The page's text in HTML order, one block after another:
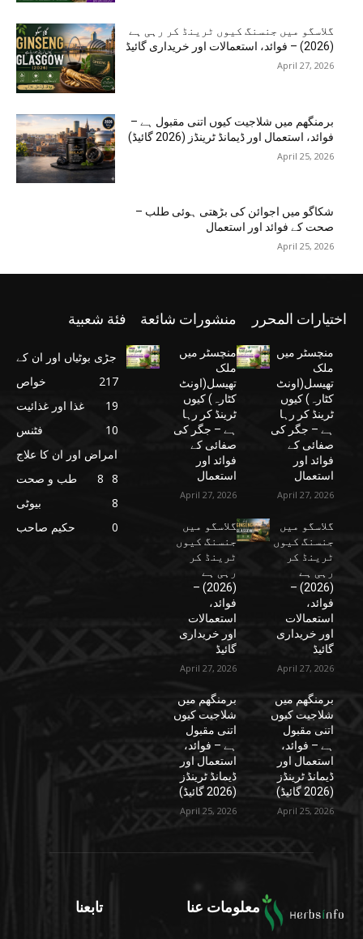
گلاسگو میں جنسنگ کیوں ٹرینڈ کر رہی ہے
(2026) – فوائد، استعمالات اور خریداری گائیڈ
April 27, 2026
برمنگھم میں شلاجیت کیوں اتنی مقبول ہے –
فوائد، استعمال اور ڈیمانڈ ٹرینڈز (2026 گائیڈ)
April 25, 2026
شکاگو میں اجوائن کی بڑھتی ہوئی طلب –
صحت کے فوائد اور استعمال
April 25, 2026
اختيارات المحرر
منچسٹر میں
ملک
تھیسل(اونٹ
کٹارہ) کیوں
ٹرینڈ کر رہا
ہے – جگر کی
صفائی کے
فوائد اور
استعمال
April 27, 2026
گلاسگو میں
جنسنگ کیوں
ٹرینڈ کر
رہی ہے
(2026) –
فوائد،
استعمالات
اور خریداری
گائیڈ
April 27, 2026
برمنگھم میں
شلاجیت کیوں
اتنی مقبول
ہے – فوائد،
استعمال اور
ڈیمانڈ ٹرینڈز
(2026 گائیڈ)
April 25, 2026
منشورات شائعة
منچسٹر میں
ملک
تھیسل(اونٹ
کٹارہ) کیوں
ٹرینڈ کر رہا
ہے – جگر کی
صفائی کے
فوائد اور
استعمال
April 27, 2026
گلاسگو میں
جنسنگ کیوں
ٹرینڈ کر
رہی ہے
(2026) –
فوائد،
استعمالات
اور خریداری
گائیڈ
April 27, 2026
برمنگھم میں
شلاجیت کیوں
اتنی مقبول
ہے – فوائد،
استعمال اور
ڈیمانڈ ٹرینڈز
(2026 گائیڈ)
April 25, 2026
فئة شعبية
جڑی بوٹیاں اور ان کے
خواص
217
غذا اور غذائیت
19
فٹنس
10
امراض اور ان کا علاج
8
طب و صحت
8
بیوٹی
8
حکیم صاحب
0
معلومات عنا تابعنا